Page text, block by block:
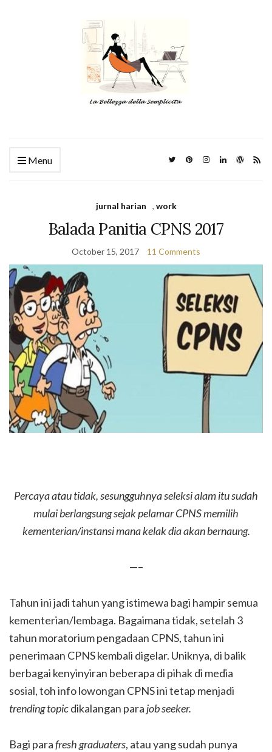
Menu
jurnal harian , work
Balada Panitia CPNS 2017
October 15, 2017 11 Comments
Percaya atau tidak, sesungguhnya seleksi alam itu sudah
mulai berlangsung sejak pelamar CPNS memilih
kementerian/instansi mana kelak dia akan bernaung.
—–
Tahun ini jadi tahun yang istimewa bagi hampir semua
kementerian/lembaga. Bagaimana tidak, setelah 3
tahun moratorium pengadaan CPNS, tahun ini
penerimaan CPNS kembali digelar. Uniknya, di balik
berbagai kenyinyiran beberapa di pihak di media
sosial, toh info lowongan CPNS ini tetap menjadi
trending topicdikalangan para job seeker.
Bagi parafresh graduaters, atau yang sudah punya